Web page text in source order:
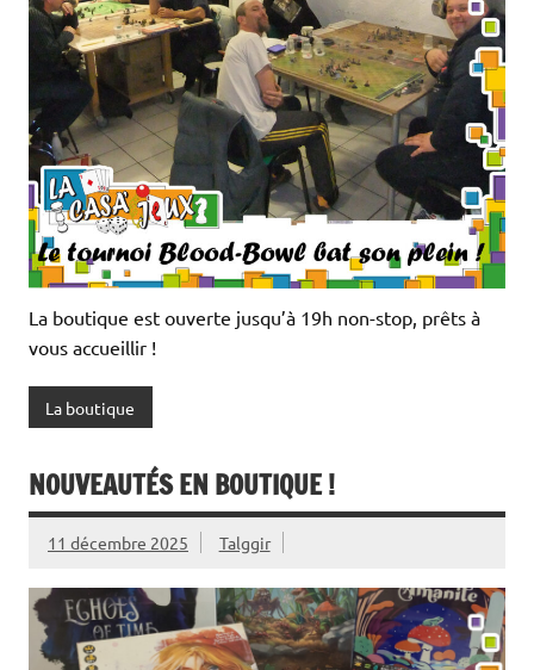
La boutique est ouverte jusqu’à 19h non-stop, prêts à
vous accueillir !
La boutique
NOUVEAUTÉS EN BOUTIQUE !
11 décembre 2025 Talggir